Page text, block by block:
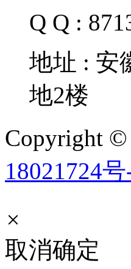
Q Q :
地址 : 安
地2楼
Copyright
18021724
×
取消确定